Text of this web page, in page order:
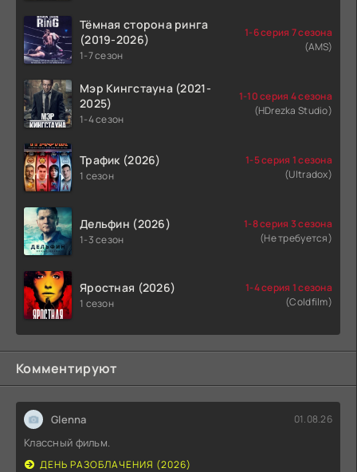
Тёмная сторона ринга
(2019-2026)
1-7 сезон
1-6 серия 7 сезона
(AMS)
Мэр Кингстауна (2021-
2025)
1-4 сезон
1-10 серия 4 сезона
(HDrezka Studio)
Трафик (2026)
1 сезон
1-5 серия 1 сезона
(Ultradox)
Дельфин (2026)
1-3 сезон
1-8 серия 3 сезона
(Не требуется)
Яростная (2026)
1 сезон
1-4 серия 1 сезона
(Coldfilm)
Комментируют
Glenna 01.08.26
Классный фильм.
ДЕНЬ РАЗОБЛАЧЕНИЯ (2026)